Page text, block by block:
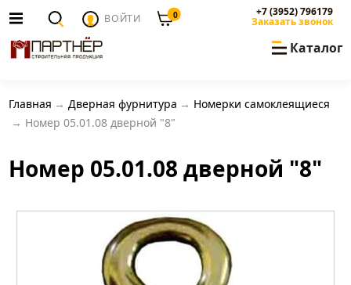
ВОЙТИ 0 +7 (3952) 796179
Заказать звонок
Каталог
Главная Дверная фурнитура
Номерки самоклеящиеся
Номер 05.01.08 дверной "8"
Номер 05.01.08 дверной "8"